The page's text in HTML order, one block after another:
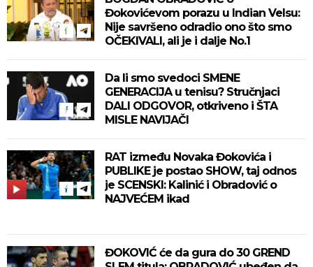
Đokovićevom porazu u Indian Velsu:
Nije savršeno odradio ono što smo
OČEKIVALI, ali je i dalje No.1
Da li smo svedoci SMENE
GENERACIJA u tenisu? Stručnjaci
DALI ODGOVOR, otkriveno i ŠTA
MISLE NAVIJAČI
RAT između Novaka Đokovića i
PUBLIKE je postao SHOW, taj odnos
je SCENSKI: Kalinić i Obradović o
NAJVEĆEM ikad
ĐOKOVIĆ će da gura do 30 GREND